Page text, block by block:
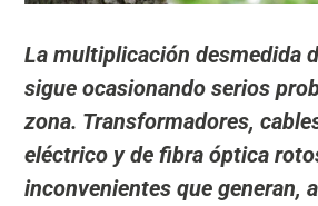
La multiplicación desmedida
sigue ocasionando serios
zona. Transformadores,
eléctrico y de fibra óptica
inconvenientes que generan,